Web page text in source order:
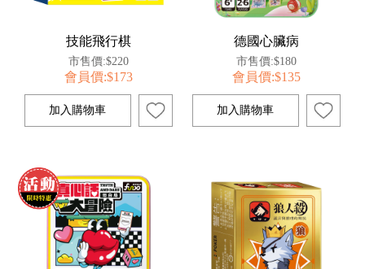
技能飛行棋
市售價:$220
會員價:$173
德國心臟病
市售價:$180
會員價:$135